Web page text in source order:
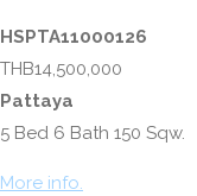
HSPTA11000126
THB14,500,000
Pattaya
5 Bed 6 Bath 150 Sqw.
More info.